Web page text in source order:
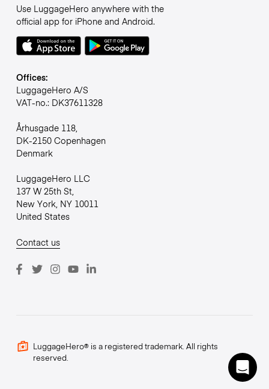
Use LuggageHero anywhere with the
official app for iPhone and Android.
Offices:
LuggageHero A/S
VAT-no.: DK37611328
Århusgade 118,
DK-2150 Copenhagen
Denmark
LuggageHero LLC
137 W 25th St,
New York, NY 10011
United States
Contact us
LuggageHero® is a registered trademark. All rights
reserved.